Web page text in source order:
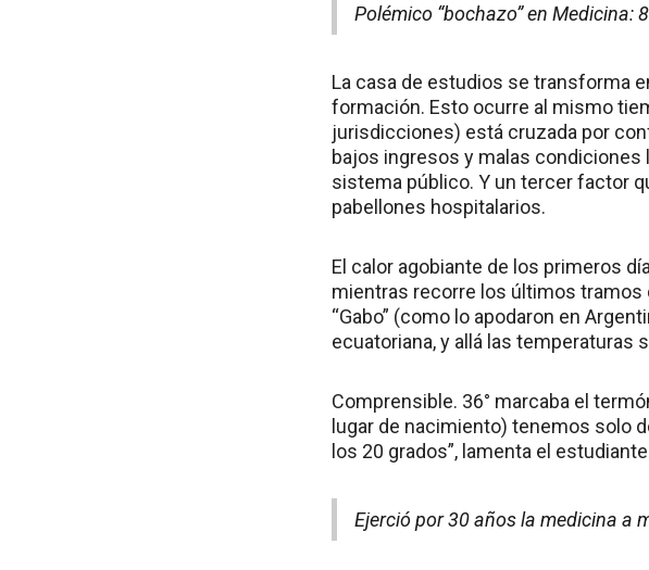
Polémico “bochazo” en
La casa de estudios se transforma
formación. Esto ocurre al mismo
jurisdicciones) está cruzada por
bajos ingresos y malas condiciones
sistema público. Y un tercer factor
pabellones hospitalarios.
El calor agobiante de los primeros
mientras recorre los últimos tramos
“Gabo” (como lo apodaron en
ecuatoriana, y allá las temperaturas
Comprensible. 36° marcaba el
lugar de nacimiento) tenemos solo
los 20 grados”, lamenta el
Ejerció por 30 años la medicina a